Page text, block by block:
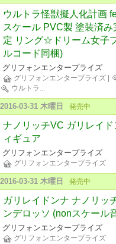
ウルトラ怪獣擬人化計画
スケール PVC製 塗装済
定 リング☆ドリーム女子
ルコード同梱)
グリフォンエンタープライズ
グリフォンエンタープライズ
ウルトラ ...
2016-03-31 木曜日 発売中
ナノリッチVC ガリレイ
ィギュア
グリフォンエンタープライズ
グリフォンエンタープライズ
2016-03-31 木曜日 発売中
ガリレイドンナ ナノリッ
ンデロッソ (nonスケール
グリフォンエンタープライズ
グリフォンエンタープライズ